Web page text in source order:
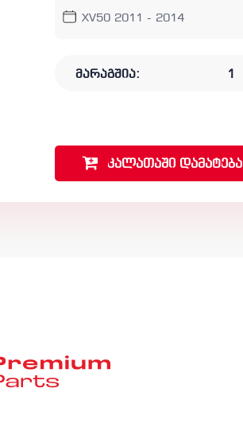
XV50 2011 - 2014
მარაგშია: 1
კალათაში დამატება